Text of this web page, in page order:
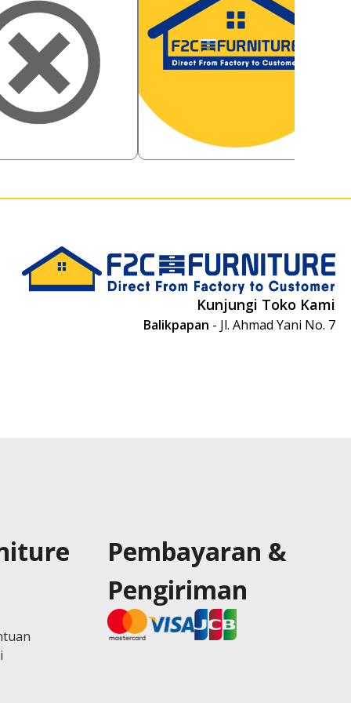
30.86%
Rp
145,000
Kunjungi Toko Kami
Balikpapan - Jl. Ahmad Yani No. 7
Pembayaran &
Pengiriman